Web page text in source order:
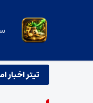
تیتر اخبار
بر معاملات فولاد و